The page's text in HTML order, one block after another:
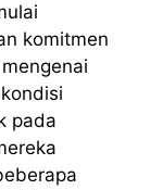
komitmen
pada